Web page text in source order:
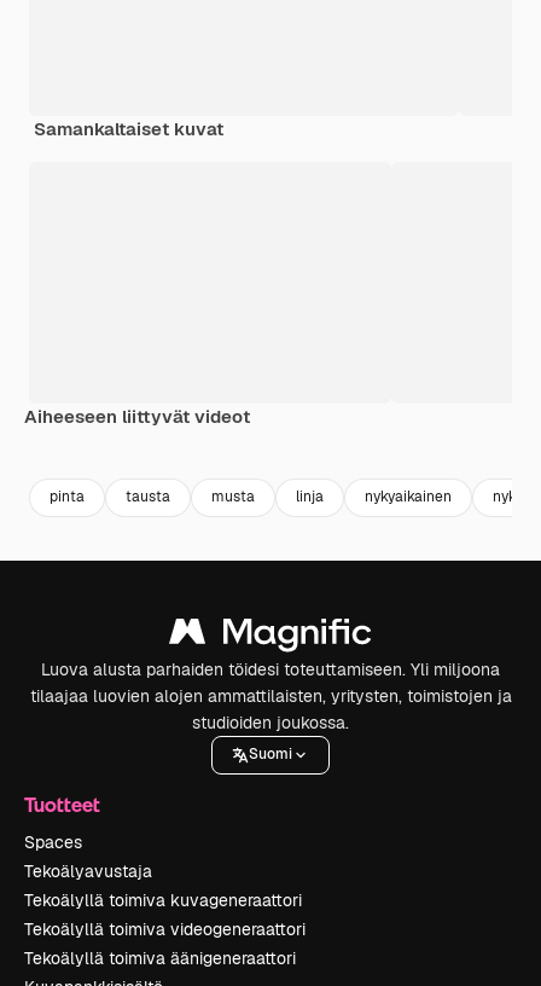
Samankaltaiset kuvat
Aiheeseen liittyvät videot
pinta tausta musta linja nykyaikainen
Luova alusta parhaiden töidesi toteuttamiseen. Yli miljoona
tilaajaa luovien alojen ammattilaisten, yritysten, toimistojen ja
studioiden joukossa.
Suomi
Tuotteet
Spaces
Tekoälyavustaja
Tekoälyllä toimiva kuvageneraattori
Tekoälyllä toimiva videogeneraattori
Tekoälyllä toimiva äänigeneraattori